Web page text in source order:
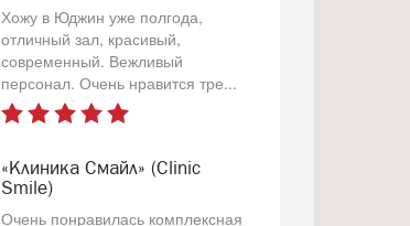
Хожу в Юджин уже полгода,
отличный зал, красивый,
современный. Вежливый
персонал. Очень нравится тре...
«Клиника Смайл» (Clinic
Smile)
Очень понравилась комплексная